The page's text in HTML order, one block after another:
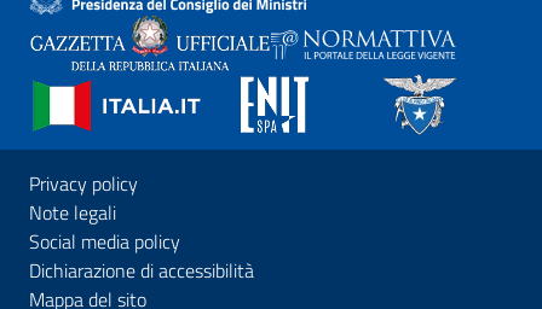
Privacy policy
Note legali
Social media policy
Dichiarazione di accessibilità
Mappa del sito